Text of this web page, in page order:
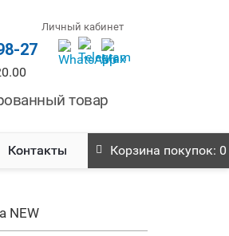
Личный кабинет
27
товар
Контакты Корзина покупок: 0
NEW